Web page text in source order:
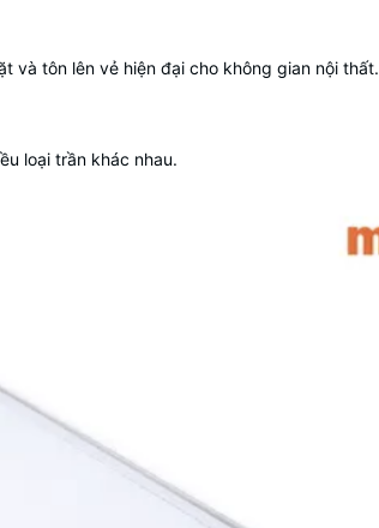
và tôn lên vẻ hiện đại cho không gian nội thất.
loại trần khác nhau.